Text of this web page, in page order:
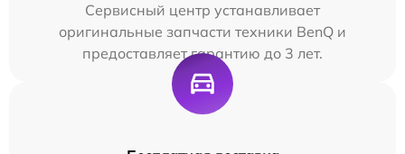
Сервисный центр устанавливает
оригинальные запчасти техники BenQ и
предоставляет гарантию до 3 лет.